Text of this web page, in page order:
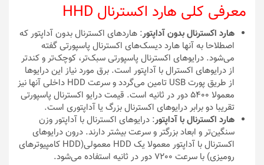
معرفی کلی هارد اکسترنال HHD
هارد اکسترنال بدون آداپتور: هاردهای اکسترنال بدون آداپتور که
اصطلاحا به آنها هارد دیسک‌های اکسترنال پاسپورتی گفته
می‌شود. درایوهای اکسترنال پاسپورتی سبک‌تر، کوچک‌تر و کندتر
از درایوهای اکسترال با آداپتور است. برق مورد نیاز این درایوها
از طریق پورت USB تامین می‌گردد و سرعت HDD داخلی آنها نیز
معمولا 5400 دور در ثانیه است. قیمت درایو اکسترنال پاسپورتی
تقریبا دو برابر درایوهای اکسترنال بزرگ یا آداپتوری است.
هارد اکسترنال با آداپتور: درایوهای اکسترنال با آداپتور وزن
سنگین‌تر و ابعاد بزرگتر و سرعت بیشتر دارند. درون درایوهای
اکسترنال با آداپتور معمولا یک HDD معمولی(HDD کامپیوترهای
رومیزی) با سرعت 7200 دور در ثانیه استفاده می‌شود.